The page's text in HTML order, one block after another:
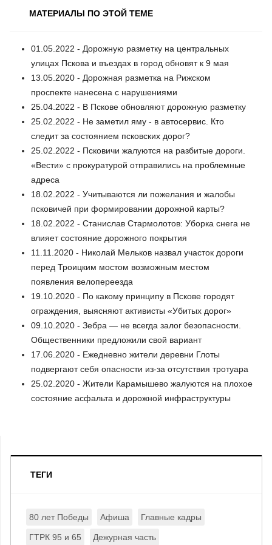
МАТЕРИАЛЫ ПО ЭТОЙ ТЕМЕ
01.05.2022 - Дорожную разметку на центральных
улицах Пскова и въездах в город обновят к 9 мая
13.05.2020 - Дорожная разметка на Рижском
проспекте нанесена с нарушениями
25.04.2022 - В Пскове обновляют дорожную разметку
25.02.2022 - Не заметил яму - в автосервис. Кто
следит за состоянием псковских дорог?
25.02.2022 - Псковичи жалуются на разбитые дороги.
«Вести» с прокуратурой отправились на проблемные
адреса
18.02.2022 - Учитываются ли пожелания и жалобы
псковичей при формировании дорожной карты?
18.02.2022 - Станислав Стармолотов: Уборка снега не
влияет состояние дорожного покрытия
11.11.2020 - Николай Мельков назвал участок дороги
перед Троицким мостом возможным местом
появления велопереезда
19.10.2020 - По какому принципу в Пскове городят
ограждения, выясняют активисты «Убитых дорог»
09.10.2020 - Зебра — не всегда залог безопасности.
Общественники предложили свой вариант
17.06.2020 - Ежедневно жители деревни Глоты
подвергают себя опасности из-за отсутствия тротуара
25.02.2020 - Жители Карамышево жалуются на плохое
состояние асфальта и дорожной инфраструктуры
ТЕГИ
80 лет Победы Афиша Главные кадры
ГТРК 95 и 65 Дежурная часть